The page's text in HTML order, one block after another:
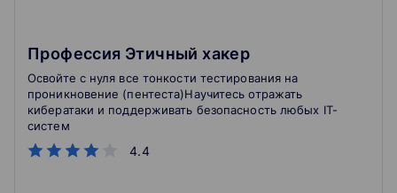
Профессия Этичный хакер
4.4
Освойте с нуля все тонкости тестирования на
проникновение (пентеста)Научитесь отражать
кибератаки и поддерживать безопасность любых IT-
систем